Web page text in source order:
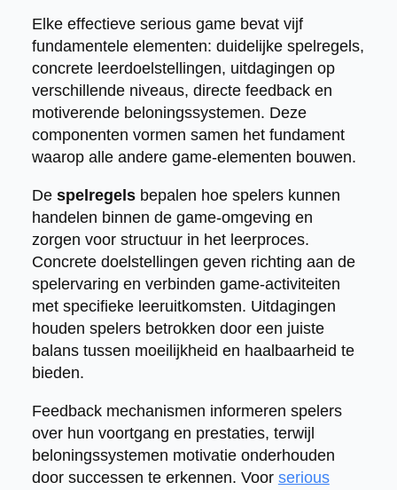
Elke effectieve serious game bevat vijf
fundamentele elementen: duidelijke spelregels,
concrete leerdoelstellingen, uitdagingen op
verschillende niveaus, directe feedback en
motiverende beloningssystemen. Deze
componenten vormen samen het fundament
waarop alle andere game-elementen bouwen.
De spelregelsbepalen hoe spelers kunnen
handelen binnen de game-omgeving en
zorgen voor structuur in het leerproces.
Concrete doelstellingen geven richting aan de
spelervaring en verbinden game-activiteiten
met specifieke leeruitkomsten. Uitdagingen
houden spelers betrokken door een juiste
balans tussen moeilijkheid en haalbaarheid te
bieden.
Feedback mechanismen informeren spelers
over hun voortgang en prestaties, terwijl
beloningssystemen motivatie onderhouden
door successen te erkennen. Voor serious